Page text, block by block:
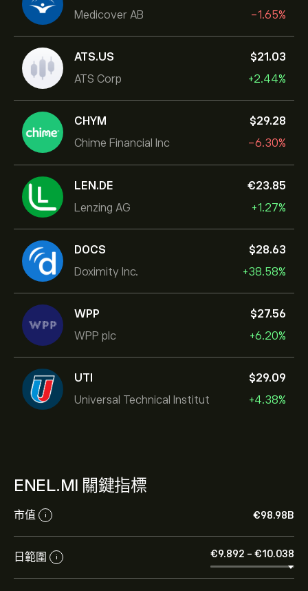
Medicover AB
-1.65%
ATS.US
ATS Corp
‎$‎21.03
+2.44%
CHYM
Chime Financial Inc
‎$‎29.28
-6.30%
LEN.DE
Lenzing AG
‎€‎23.85
+1.27%
DOCS
Doximity Inc.
‎$‎28.63
+38.58%
WPP
WPP plc
‎$‎27.56
+6.20%
UTI
Universal Technical Institut
‎$‎29.09
+4.38%
ENEL.MI 關鍵指標
市值 i ‎€‎98.98B
日範圍 i ‎€‎9.892 - ‎€‎10.038